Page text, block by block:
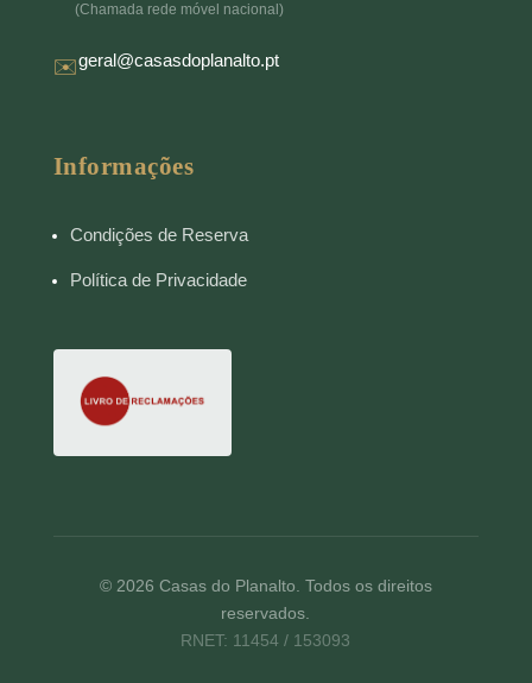
(Chamada rede móvel nacional)
✉️geral@casasdoplanalto.pt
Informações
Condições de Reserva
Política de Privacidade
© 2026 Casas do Planalto. Todos os direitos
reservados.
RNET: 11454 / 153093